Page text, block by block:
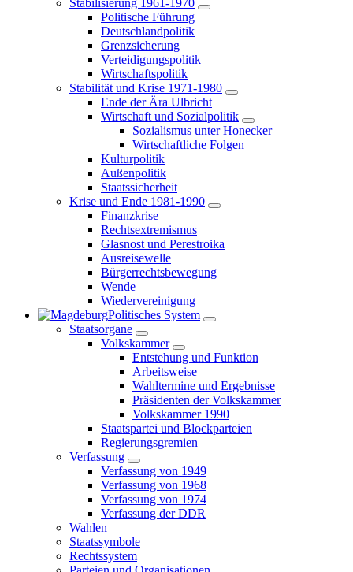
Stabilisierung 1961-1970
Politische Führung
Deutschlandpolitik
Grenzsicherung
Verteidigungspolitik
Wirtschaftspolitik
Stabilität und Krise 1971-1980
Ende der Ära Ulbricht
Wirtschaft und Sozialpolitik
Sozialismus unter Honecker
Wirtschaftliche Folgen
Kulturpolitik
Außenpolitik
Staatssicherheit
Krise und Ende 1981-1990
Finanzkrise
Rechtsextremismus
Glasnost und Perestroika
Ausreisewelle
Bürgerrechtsbewegung
Wende
Wiedervereinigung
Politisches System
Staatsorgane
Volkskammer
Entstehung und Funktion
Arbeitsweise
Wahltermine und Ergebnisse
Präsidenten der Volkskammer
Volkskammer 1990
Staatspartei und Blockparteien
Regierungsgremien
Verfassung
Verfassung von 1949
Verfassung von 1968
Verfassung von 1974
Verfassung der DDR
Wahlen
Staatssymbole
Rechtssystem